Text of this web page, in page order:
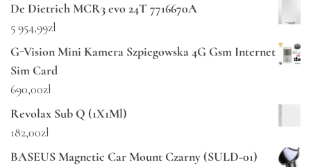
De Dietrich MCR3 evo 24T 7716670A
5 954,99zł
G-Vision Mini Kamera Szpiegowska 4G Gsm Internet
Sim Card
690,00zł
Revolax Sub Q (1X1Ml)
182,00zł
BASEUS Magnetic Car Mount Czarny (SULD-01)